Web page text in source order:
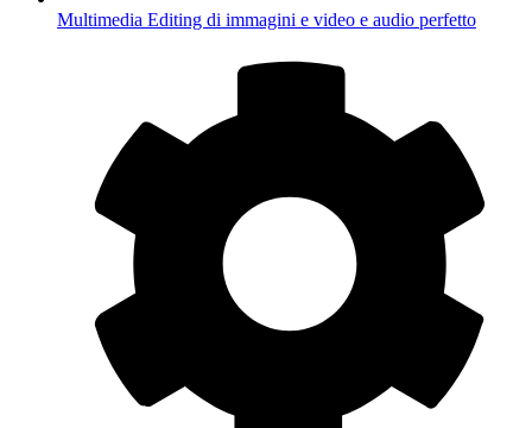
Multimedia Editing di immagini e video e audio perfetto